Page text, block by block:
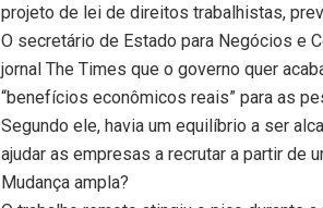
projeto de lei de direitos trabalhistas,
O secretário de Estado para Negócios e
jornal The Times que o governo quer
“benefícios econômicos reais” para as
Segundo ele, havia um equilíbrio a ser
ajudar as empresas a recrutar a partir de
Mudança ampla?